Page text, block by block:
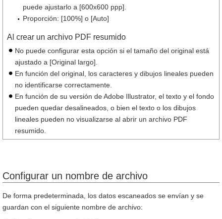
puede ajustarlo a [600x600 ppp].
Proporción: [100%] o [Auto]
Al crear un archivo PDF resumido
No puede configurar esta opción si el tamaño del original está
ajustado a [Original largo].
En función del original, los caracteres y dibujos lineales pueden
no identificarse correctamente.
En función de su versión de Adobe Illustrator, el texto y el fondo
pueden quedar desalineados, o bien el texto o los dibujos
lineales pueden no visualizarse al abrir un archivo PDF
resumido.
Configurar un nombre de archivo
De forma predeterminada, los datos escaneados se envían y se
guardan con el siguiente nombre de archivo: